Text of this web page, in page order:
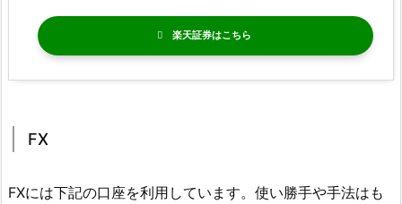
楽天証券
FX
FXには下記の口座を利用しています。使い勝手や手法はも